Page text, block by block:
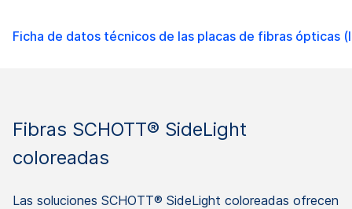
Ficha de datos técnicos de las placas de fibras ópticas
Fibras SCHOTT® SideLight
coloreadas
Las soluciones SCHOTT® SideLight coloreadas ofrecen